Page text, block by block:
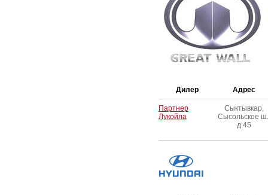
Дилер Адрес
Партнер
Лукойла
Сыктывкар,
Сысольское
д.45